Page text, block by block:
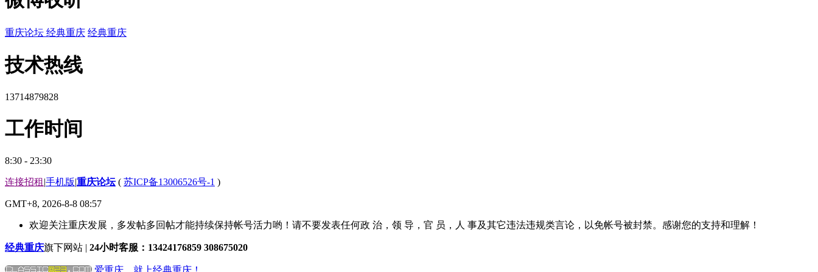
重庆论坛 经典重庆 经典重庆
技术热线
13714879828
工作时间
8:30 - 23:30
连接招租 |手机版|重庆论坛( 苏ICP备13006526号-1 )
GMT+8, 2026-8-8 08:57
欢迎关注重庆发展，多发帖多回帖才能持续保持帐号活力哟！请不要发表任何政 治，领 导，官 员，人 事及其它违法违规类言论，以免帐号被封禁。感谢您的支持和理解！
经典重庆旗下网站 | 24小时客服：13424176859 308675020